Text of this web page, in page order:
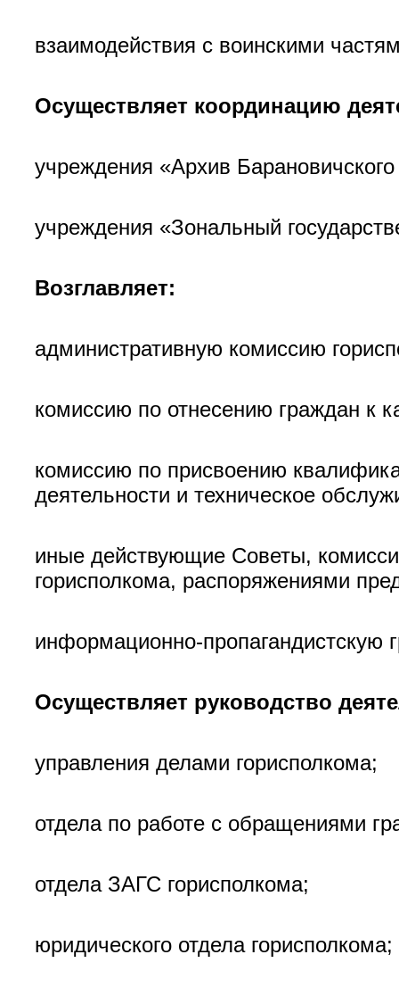
взаимодействия с воинскими
Осуществляет координацию
учреждения «Архив
учреждения «Зональный
Возглавляет:
административную комиссию
комиссию по отнесению граждан к
комиссию по присвоению
деятельности и техническое
иные действующие Советы,
горисполкома, распоряжениями
информационно-пропагандистскую
Осуществляет руководство
управления делами горисполкома;
отдела по работе с обращениями
отдела ЗАГС горисполкома;
юридического отдела горисполкома;